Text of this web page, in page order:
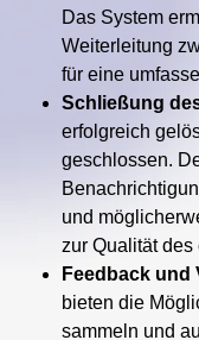
Das System
Weiterleitung
für eine
Schließung
erfolgreich
geschlossen.
und
zur Qualität
Feedback und
bieten die
sammeln und